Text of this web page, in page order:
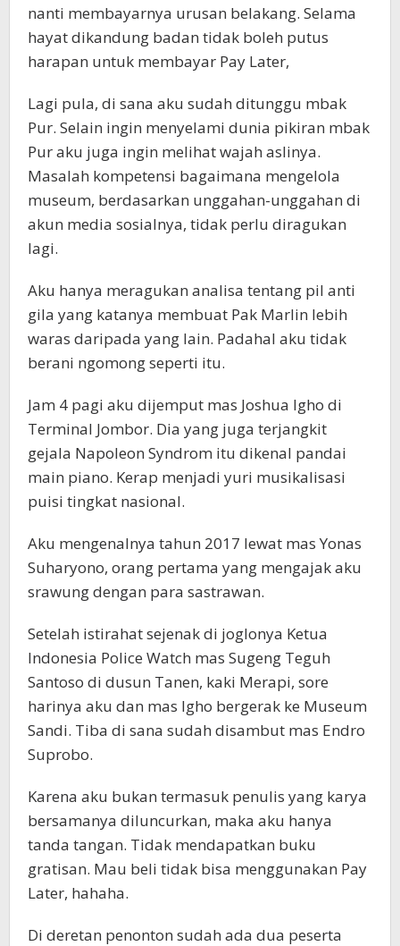
nanti membayarnya urusan belakang. Selama
hayat dikandung badan tidak boleh putus
harapan untuk membayar Pay Later,
Lagi pula, di sana aku sudah ditunggu mbak
Pur. Selain ingin menyelami dunia pikiran mbak
Pur aku juga ingin melihat wajah aslinya.
Masalah kompetensi bagaimana mengelola
museum, berdasarkan unggahan-unggahan di
akun media sosialnya, tidak perlu diragukan
lagi.
Aku hanya meragukan analisa tentang pil anti
gila yang katanya membuat Pak Marlin lebih
waras daripada yang lain. Padahal aku tidak
berani ngomong seperti itu.
Jam 4 pagi aku dijemput mas Joshua Igho di
Terminal Jombor. Dia yang juga terjangkit
gejala Napoleon Syndrom itu dikenal pandai
main piano. Kerap menjadi yuri musikalisasi
puisi tingkat nasional.
Aku mengenalnya tahun 2017 lewat mas Yonas
Suharyono, orang pertama yang mengajak aku
srawung dengan para sastrawan.
Setelah istirahat sejenak di joglonya Ketua
Indonesia Police Watch mas Sugeng Teguh
Santoso di dusun Tanen, kaki Merapi, sore
harinya aku dan mas Igho bergerak ke Museum
Sandi. Tiba di sana sudah disambut mas Endro
Suprobo.
Karena aku bukan termasuk penulis yang karya
bersamanya diluncurkan, maka aku hanya
tanda tangan. Tidak mendapatkan buku
gratisan. Mau beli tidak bisa menggunakan Pay
Later, hahaha.
Di deretan penonton sudah ada dua peserta